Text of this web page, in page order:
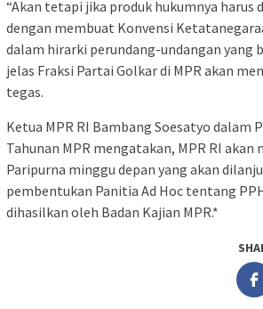
“Akan tetapi jika produk hukumnya harus
dengan membuat Konvensi
dalam hirarki perundang-undangan yang
jelas Fraksi Partai Golkar di MPR akan
tegas.
Ketua MPR RI Bambang Soesatyo dalam
Tahunan MPR mengatakan, MPR RI akan
Paripurna minggu depan yang akan
pembentukan Panitia Ad Hoc tentang
dihasilkan oleh Badan Kajian MPR.*